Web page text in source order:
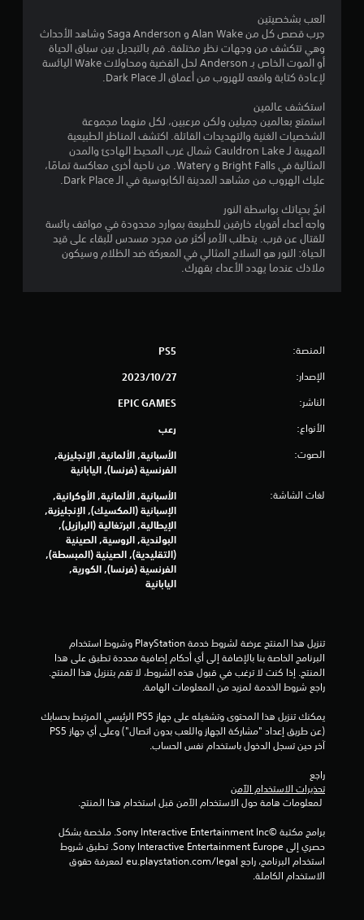
إ
ج
ا
ل
6
5
4
ل
ت
ق
ي
ت
العب بشخصيتين
جرب قصص كل من Alan Wake و Saga Anderson وشاهد الأحداث
وهي تتكشف من وجهات نظر مختلفة. قم بالتبديل بين سباق الحياة
أو الموت الخاص بـ Anderson لحل القضية ومحاولات Wake اليائسة
لإعادة كتابة واقعه للهروب من أعماق الـ Dark Place.
استكشف عالمين
استمتع بعالمين جميلين ولكن مرعبين، لكل منهما مجموعة
الشخصيات الغنية والتهديدات القاتلة. اكتشف المناظر الطبيعية
المهيبة لـ Cauldron Lake شمال غرب المحيط الهادئ والمدن
المثالية في Bright Falls و Watery. من ناحية أخرى معاكسة تمامًا،
عليك الهروب من مشاهد المدينة الكابوسية في الـ Dark Place.
انجُ بحياتك بواسطة النور
واجه أعداء أقوياء خارقين للطبيعة بموارد محدودة في مواقف يائسة
للقتال عن قرب. يتطلب الأمر أكثر من مجرد مسدس للبقاء على قيد
الحياة: النور هو السلاح المثالي في المعركة ضد الظلام وسيكون
ملاذك عندما يهدد الأعداء بقهرك.
المنصة: PS5
الإصدار: 27‏/10‏/2023
الناشر: EPIC GAMES
الأنواع: رعب
الصوت:
الأسبانية, الألمانية, الإنجليزية,
الفرنسية (فرنسا), اليابانية
لغات الشاشة:
الأسبانية, الألمانية, الأوكرانية,
الإسبانية (المكسيك), الإنجليزية,
الإيطالية, البرتغالية (البرازيل),
البولندية, الروسية, الصينية
(التقليدية), الصينية (المبسطة),
الفرنسية (فرنسا), الكورية,
اليابانية
راجع شروط الخدمة لمزيد من المعلومات الهامة.
آخر حين تسجل الدخول باستخدام نفس الحساب.
راجع
تحذيرات الاستخدام الآمن
الاستخدام الكاملة.